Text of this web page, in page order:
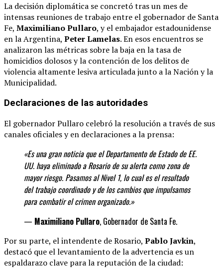
La decisión diplomática se concretó tras un mes de
intensas reuniones de trabajo entre el gobernador de Santa
Fe, Maximiliano Pullaro, y el embajador estadounidense
en la Argentina, Peter Lamelas.En esos encuentros se
analizaron las métricas sobre la baja en la tasa de
homicidios dolosos y la contención de los delitos de
violencia altamente lesiva articulada junto a la Nación y la
Municipalidad.
Declaraciones de las autoridades
El gobernador Pullaro celebró la resolución a través de sus
canales oficiales y en declaraciones a la prensa:
«Es una gran noticia que el Departamento de Estado de EE.
UU. haya eliminado a Rosario de su alerta como zona de
mayor riesgo. Pasamos al Nivel 1, lo cual es el resultado
del trabajo coordinado y de los cambios que impulsamos
para combatir el crimen organizado.»
— Maximiliano Pullaro, Gobernador de Santa Fe.
Por su parte, el intendente de Rosario, Pablo Javkin,
destacó que el levantamiento de la advertencia es un
espaldarazo clave para la reputación de la ciudad: